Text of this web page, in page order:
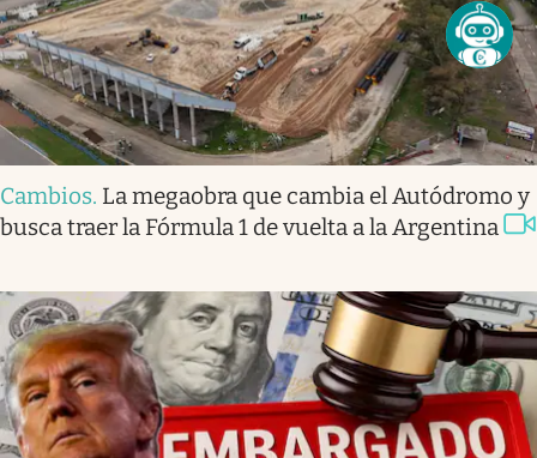
Cambios. La megaobra que cambia el Autódromo y
busca traer la Fórmula 1 de vuelta a la Argentina